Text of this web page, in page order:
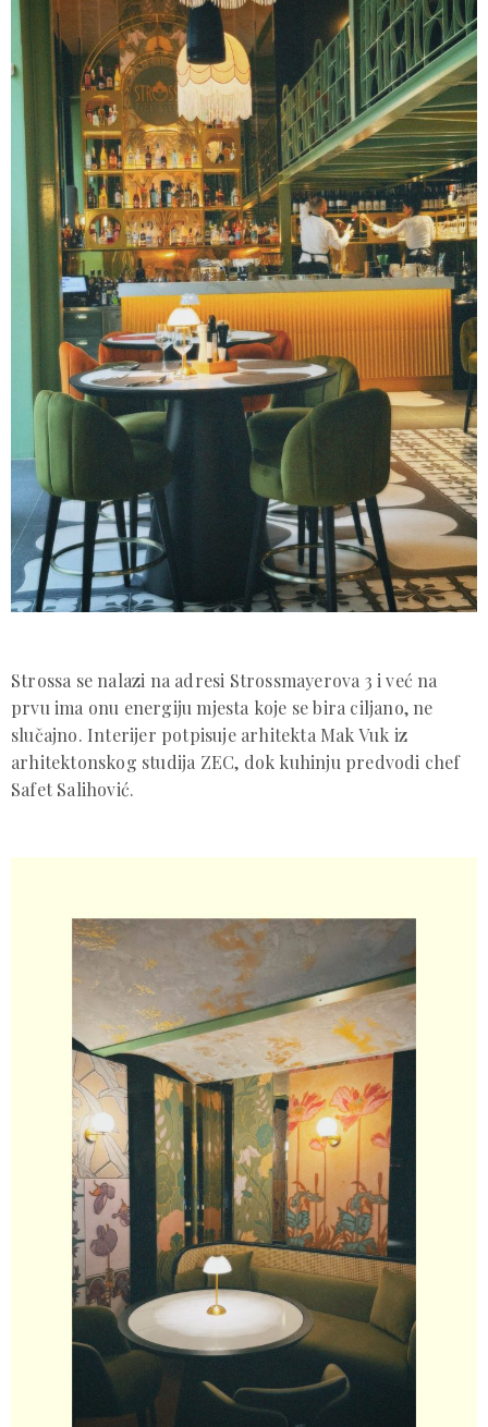
View this post on Instagram
A post shared by Lejlina radionica (Wood Surgery) (@lejlinaradionica_woodsurgery)
Strossa: nova gastro adresa za večeru
koja se ne dešava usput
Strossa se nalazi na adresi Strossmayerova 3 i već na
prvu ima onu energiju mjesta koje se bira ciljano, ne